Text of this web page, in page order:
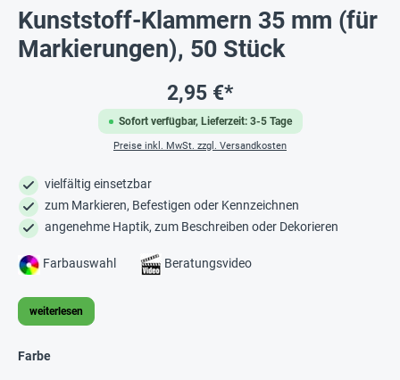
Kunststoff-Klammern 35 mm (für
Markierungen), 50 Stück
Sofort verfügbar, Lieferzeit: 3-5 Tage
2,95 €*
Preise inkl. MwSt. zzgl. Versandkosten
vielfältig einsetzbar
zum Markieren, Befestigen oder Kennzeichnen
angenehme Haptik, zum Beschreiben oder Dekorieren
Farbauswahl Beratungsvideo
weiterlesen
Farbe